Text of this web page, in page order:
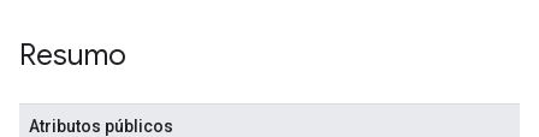
Resumo
Atributos públicos